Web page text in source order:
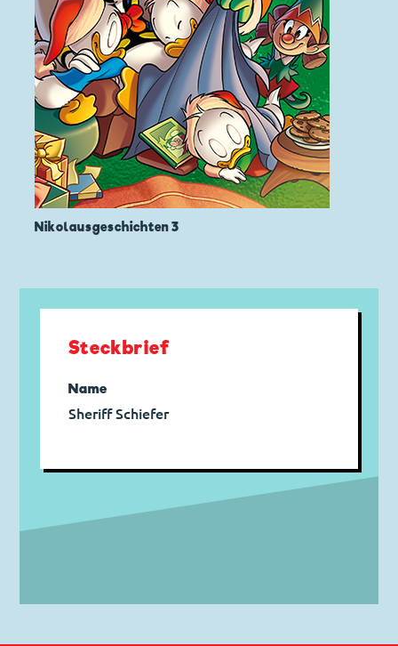
Nikolausgeschichten 3
Steckbrief
Name
Sheriff Schiefer